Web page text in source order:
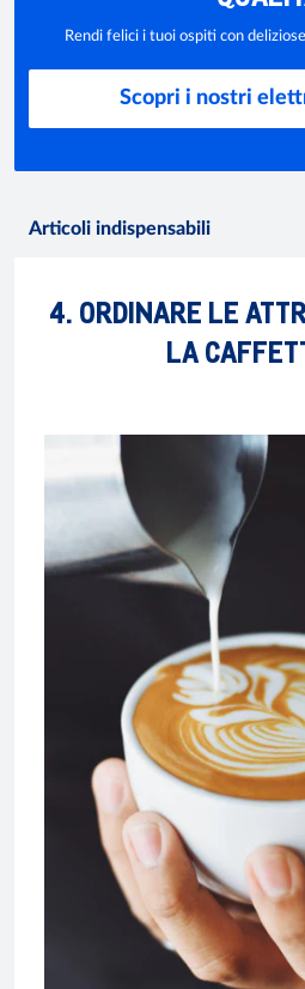
Rendi felici i tuoi ospiti con
Scopri i nostri
Articoli indispensabili
4. ORDINARE LE
LA